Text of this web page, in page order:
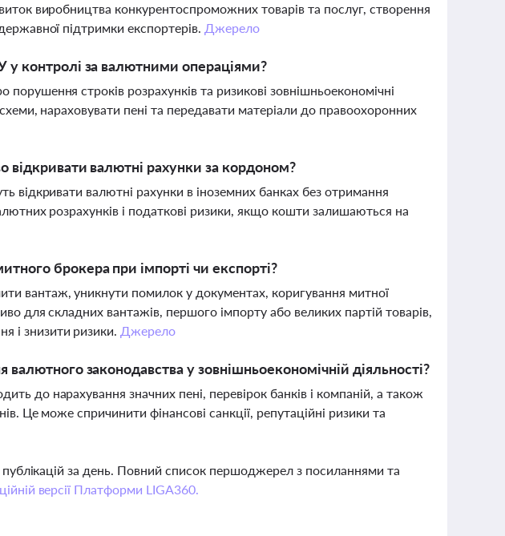
виробництва конкурентоспроможних товарів та послуг, створення
підтримки експортерів. Джерело
контролі за валютними операціями?
строків розрахунків та ризикові зовнішньоекономічні
нараховувати пені та передавати матеріали до правоохоронних
відкривати валютні рахунки за кордоном?
відкривати валютні рахунки в іноземних банках без отримання
розрахунків і податкові ризики, якщо кошти залишаються на
брокера при імпорті чи експорті?
вантаж, уникнути помилок у документах, коригування митної
для складних вантажів, першого імпорту або великих партій товарів,
і знизити ризики. Джерело
законодавства у зовнішньоекономічній діяльності?
до нарахування значних пені, перевірок банків і компаній, а також
Це може спричинити фінансові санкції, репутаційні ризики та
за день. Повний список першоджерел з посиланнями та
версії Платформи LIGA360.